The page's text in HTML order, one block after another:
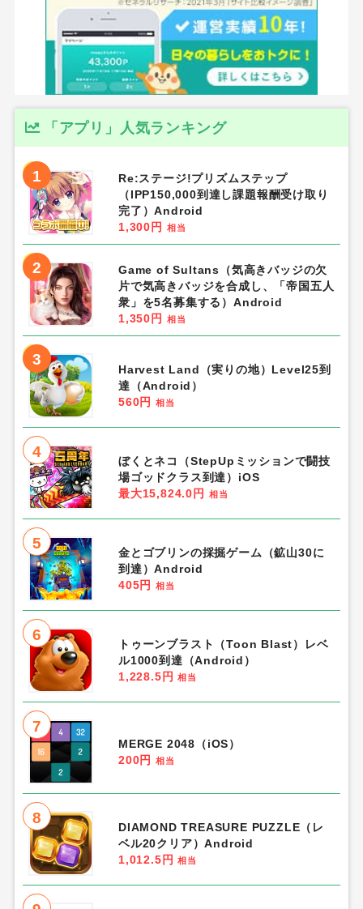
「アプリ」人気ランキング
1
Re:ステージ!プリズムステップ
（IPP150,000到達し課題報酬受け取り
完了）Android
1,300円
相当
2
Game of Sultans（気高きバッジの欠
片で気高きバッジを合成し、「帝国五人
衆」を5名募集する）Android
1,350円
相当
3
Harvest Land（実りの地）Level25到
達（Android）
560円
相当
4
ぼくとネコ（StepUpミッションで闘技
場ゴッドクラス到達）iOS
最大15,824.0円
相当
5
金とゴブリンの採掘ゲーム（鉱山30に
到達）Android
405円
相当
6
トゥーンブラスト（Toon Blast）レベ
ル1000到達（Android）
1,228.5円
相当
7
MERGE 2048（iOS）
200円
相当
8
DIAMOND TREASURE PUZZLE（レ
ベル20クリア）Android
1,012.5円
相当